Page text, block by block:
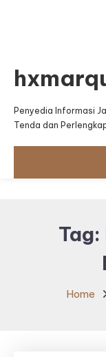
Penyedia Informasi
Tenda dan
Tag:
Home